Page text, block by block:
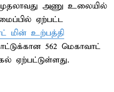
அணு உலையில்
ஏற்பட்ட
மின் உற்பத்தி
562 மெகாவாட்
ஏற்பட்டுள்ளது.